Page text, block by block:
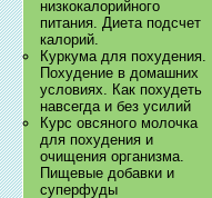
низкокалорийного
питания. Диета подсчет
калорий.
Куркума для похудения.
Похудение в домашних
условиях. Как похудеть
навсегда и без усилий
Курс овсяного молочка
для похудения и
очищения организма.
Пищевые добавки и
суперфуды